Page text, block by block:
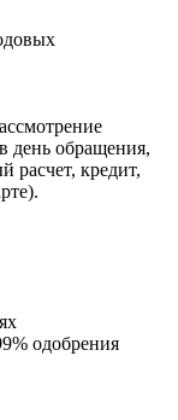
день обращения,
расчет, кредит,
одобрения